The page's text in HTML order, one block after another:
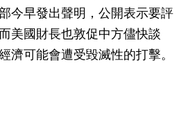
今早發出聲明，公開表示要評
美國財長也敦促中方儘快談
濟可能會遭受毀滅性的打擊。